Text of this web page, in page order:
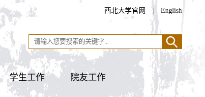
西北大学官网 | English
学生工作 院友工作